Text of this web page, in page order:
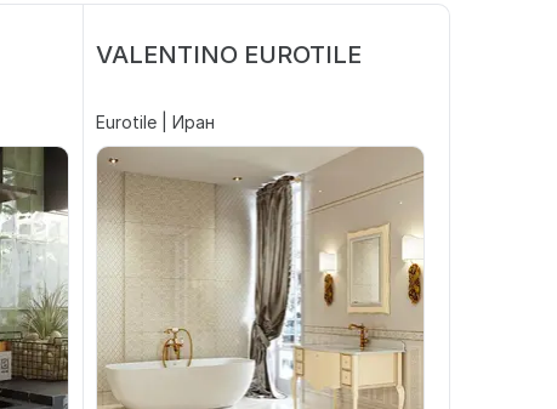
VALENTINO EUROTILE
Eurotile | Иран